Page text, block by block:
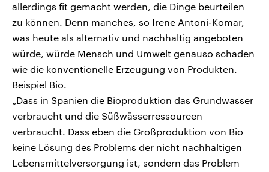
allerdings fit gemacht werden, die Dinge beurteilen
zu können. Denn manches, so Irene Antoni-Komar,
was heute als alternativ und nachhaltig angeboten
würde, würde Mensch und Umwelt genauso schaden
wie die konventionelle Erzeugung von Produkten.
Beispiel Bio.
„Dass in Spanien die Bioproduktion das Grundwasser
verbraucht und die Süßwässerressourcen
verbraucht. Dass eben die Großproduktion von Bio
keine Lösung des Problems der nicht nachhaltigen
Lebensmittelversorgung ist, sondern das Problem